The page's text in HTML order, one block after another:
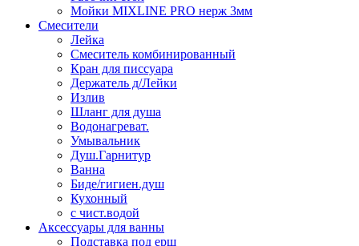
Мойки MIXLINE PRO нерж 3мм
Смесители
Лейка
Смеситель комбинированный
Кран для писсуара
Держатель д/Лейки
Излив
Шланг для душа
Водонагреват.
Умывальник
Душ.Гарнитур
Ванна
Биде/гигиен.душ
Кухонный
с чист.водой
Аксессуары для ванны
Подставка под ерш